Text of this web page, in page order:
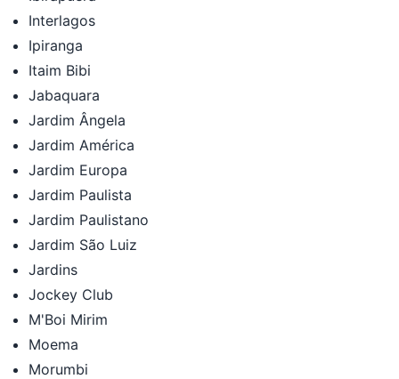
Interlagos
Ipiranga
Itaim Bibi
Jabaquara
Jardim Ângela
Jardim América
Jardim Europa
Jardim Paulista
Jardim Paulistano
Jardim São Luiz
Jardins
Jockey Club
M'Boi Mirim
Moema
Morumbi